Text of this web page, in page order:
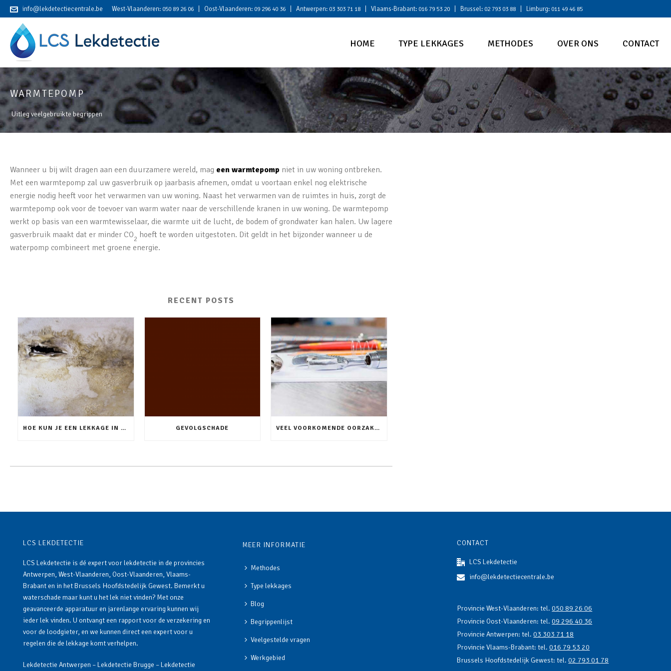
info@lekdetectiecentrale.be West-Vlaanderen: 050 89 26 06 | Oost-Vlaanderen: 09 296 40 36 | Antwerpen: 03 303 71 18 | Vlaams-Brabant: 016 79 53 20 | Brussel: 02 793 03 88 | Limburg: 011 49 46 85
HOME TYPE LEKKAGES METHODES OVER ONS CONTACT
WARMTEPOMP
Uitleg veelgebruikte begrippen
Wanneer u bij wilt dragen aan een duurzamere wereld, mag een warmtepomp niet in uw woning ontbreken.
Met een warmtepomp zal uw gasverbruik op jaarbasis afnemen, omdat u voortaan enkel nog elektrische
energie nodig heeft voor het verwarmen van uw woning. Naast het verwarmen van de ruimtes in huis, zorgt de
warmtepomp ook voor de toevoer van warm water naar de verschillende kranen in uw woning. De warmtepomp
werkt op basis van een warmtewisselaar, die warmte uit de lucht, de bodem of grondwater kan halen. Uw lagere
gasverbruik maakt dat er minder CO2 hoeft te worden uitgestoten. Dit geldt in het bijzonder wanneer u de
waterpomp combineert met groene energie.
RECENT POSTS
HOE KUN JE EEN LEKKAGE IN HET PLAFOND HANDIG OPSPOREN? GEVOLGSCHADE VEEL VOORKOMENDE OORZAKEN LEKKEN IN WATERLEIDINGEN
LCS LEKDETECTIE
LCS Lekdetectie is dé expert voor lekdetectie in de provincies
Antwerpen, West-Vlaanderen, Oost-Vlaanderen, Vlaams-
Brabant en in het Brussels Hoofdstedelijk Gewest. Bemerkt u
waterschade maar kunt u het lek niet vinden? Met onze
geavanceerde apparatuur en jarenlange ervaring kunnen wij
ieder lek vinden. U ontvangt een rapport voor de verzekering en
voor de loodgieter, en we kunnen direct een expert voor u
regelen die de lekkage komt verhelpen.
Lekdetectie Antwerpen –Lekdetectie Brugge –Lekdetectie
MEER INFORMATIE
Methodes
Type lekkages
Blog
Begrippenlijst
Veelgestelde vragen
Werkgebied
CONTACT
LCS Lekdetectie
info@lekdetectiecentrale.be
Provincie West-Vlaanderen: tel.050 89 26 06
Provincie Oost-Vlaanderen: tel.09 296 40 36
Provincie Antwerpen: tel.03 303 71 18
Provincie Vlaams-Brabant: tel.016 79 53 20
Brussels Hoofdstedelijk Gewest: tel.02 793 01 78